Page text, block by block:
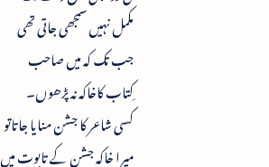
مکمل نہیں سمجھی جاتی تھی
جب تک کہ میں صاحب
ِکتاب کاخاکہ نہ پڑھوں۔
کسی شاعر کا جشن منایا جاتاتو
میرا خاکہ جشن کے تابوت میں